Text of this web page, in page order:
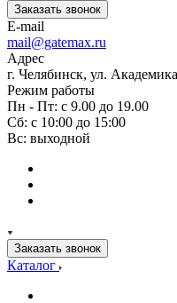
Заказать звонок
E-mail
mail@gatemax.ru
Адрес
г. Челябинск, ул.
Режим работы
Пн - Пт: с 9.00 до 19.00
Сб: с 10:00 до 15:00
Вс: выходной
Заказать звонок
Каталог